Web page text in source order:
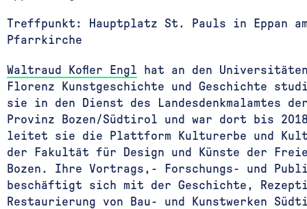
Treffpunkt: Hauptplatz St. Pauls in Eppan
Pfarrkirche
Waltraud Kofler Engl hat an den
Florenz Kunstgeschichte und Geschichte
sie in den Dienst des Landesdenkmalamtes der
Provinz Bozen/Südtirol und war dort bis
leitet sie die Plattform Kulturerbe und
der Fakultät für Design und Künste der
Bozen. Ihre Vortrags,- Forschungs- und
beschäftigt sich mit der Geschichte,
Restaurierung von Bau- und Kunstwerken